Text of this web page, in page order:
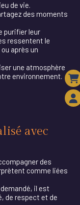
de vie.
des moments
purifier leur
ressentent le
après un
une atmosphère
environnement.
avec
des
comme liées
il est
de respect et de